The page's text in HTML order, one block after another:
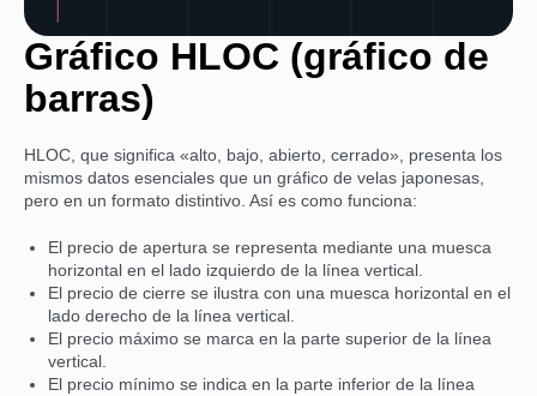
Gráfico HLOC (gráfico de
barras)
HLOC, que significa «alto, bajo, abierto, cerrado», presenta los
mismos datos esenciales que un gráfico de velas japonesas,
pero en un formato distintivo. Así es como funciona:
El precio de apertura se representa mediante una muesca
horizontal en el lado izquierdo de la línea vertical.
El precio de cierre se ilustra con una muesca horizontal en el
lado derecho de la línea vertical.
El precio máximo se marca en la parte superior de la línea
vertical.
El precio mínimo se indica en la parte inferior de la línea